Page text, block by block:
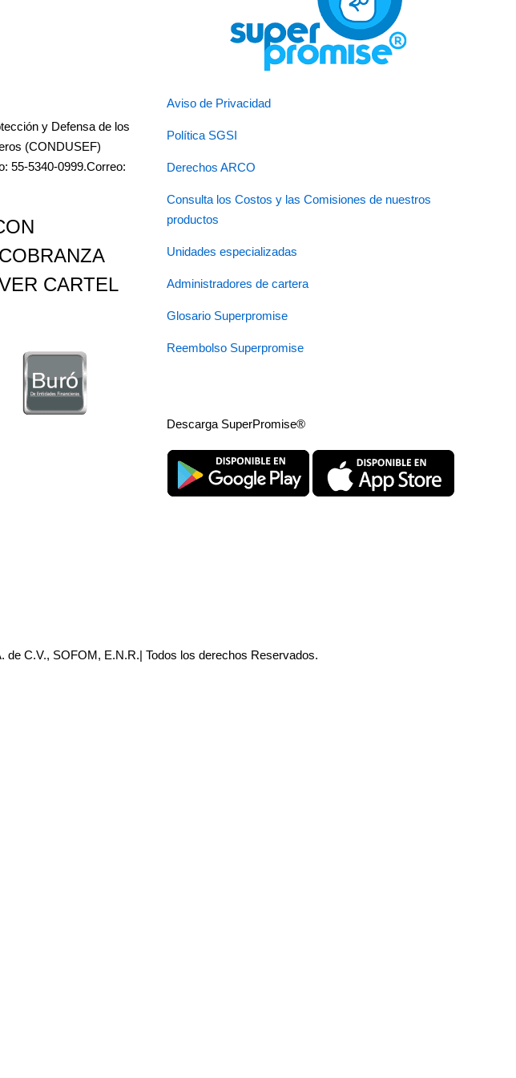
y Defensa de los
(CONDUSEF)
55-5340-0999.Correo:
CARTEL
Aviso de Privacidad
Política SGSI
Derechos ARCO
Consulta los Costos y las Comisiones de nuestros
productos
Unidades especializadas
Administradores de cartera
Glosario Superpromise
Reembolso Superpromise
Descarga SuperPromise®
C.V., SOFOM, E.N.R.| Todos los derechos Reservados.